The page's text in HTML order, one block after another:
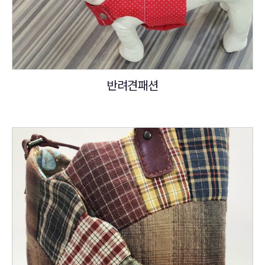
반려견패션